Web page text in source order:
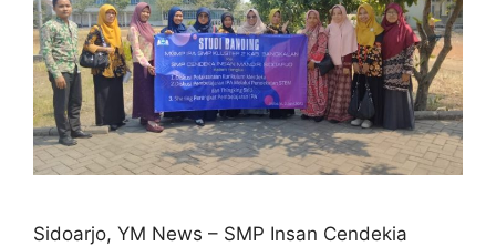
Sidoarjo, YM News – SMP Insan Cendekia